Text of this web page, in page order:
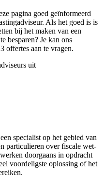
pagina goed geïnformeerd
Als het goed is is
bij het maken van een
besparen? Je kan ons
offertes aan te vragen.
uit
specialist op het gebied van
particulieren over fiscale wet-
doorgaans in opdracht
voordeligste oplossing of het